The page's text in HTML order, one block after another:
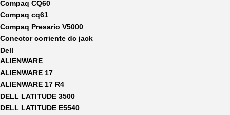
Compaq CQ60
Compaq cq61
Compaq Presario V5000
Conector corriente dc jack
Dell
ALIENWARE
ALIENWARE 17
ALIENWARE 17 R4
DELL LATITUDE 3500
DELL LATITUDE E5540